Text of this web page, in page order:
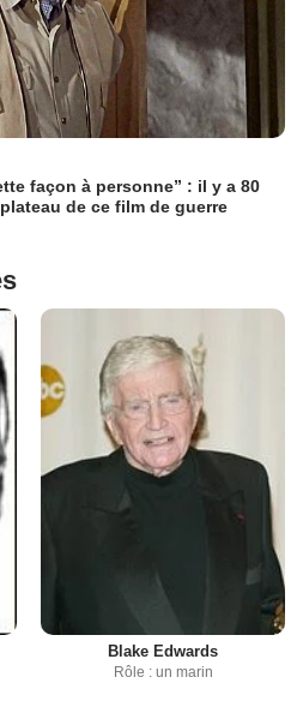
façon à personne” : il y a 80
de ce film de guerre
Blake Edwards
Rôle : un marin